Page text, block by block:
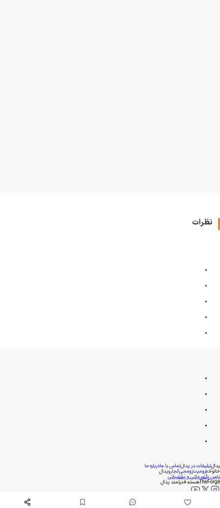
نظرات
پدالتبلیغات در پدالتماس با مادرباره ما
خانوادهزومیتزومجیکجاروپدال
پارس پکمیزبانی و پشتیبانی
TheForgeهسته قدرتمند پدال
- 1393 . کپی بخش یا کل هر کدام از مطالب پدال تنها با کسب مجوز مکتوب امکان پذیر است.